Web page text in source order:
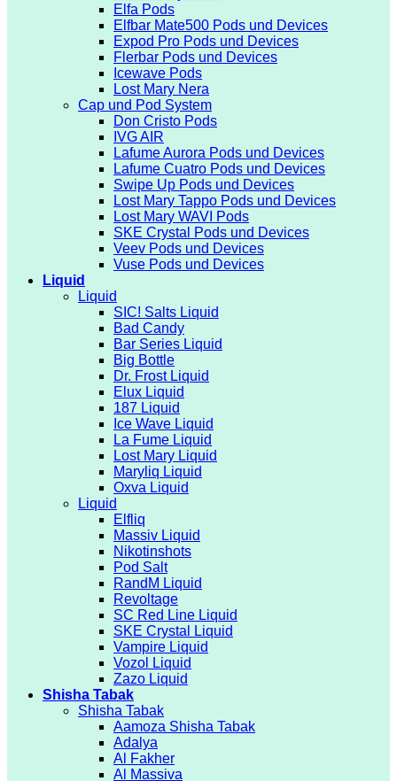
Elfa Pods
Elfbar Mate500 Pods und Devices
Expod Pro Pods und Devices
Flerbar Pods und Devices
Icewave Pods
Lost Mary Nera
Cap und Pod System
Don Cristo Pods
IVG AIR
Lafume Aurora Pods und Devices
Lafume Cuatro Pods und Devices
Swipe Up Pods und Devices
Lost Mary Tappo Pods und Devices
Lost Mary WAVI Pods
SKE Crystal Pods und Devices
Veev Pods und Devices
Vuse Pods und Devices
Liquid
Liquid
SIC! Salts Liquid
Bad Candy
Bar Series Liquid
Big Bottle
Dr. Frost Liquid
Elux Liquid
187 Liquid
Ice Wave Liquid
La Fume Liquid
Lost Mary Liquid
Maryliq Liquid
Oxva Liquid
Liquid
Elfliq
Massiv Liquid
Nikotinshots
Pod Salt
RandM Liquid
Revoltage
SC Red Line Liquid
SKE Crystal Liquid
Vampire Liquid
Vozol Liquid
Zazo Liquid
Shisha Tabak
Shisha Tabak
Aamoza Shisha Tabak
Adalya
Al Fakher
Al Massiva